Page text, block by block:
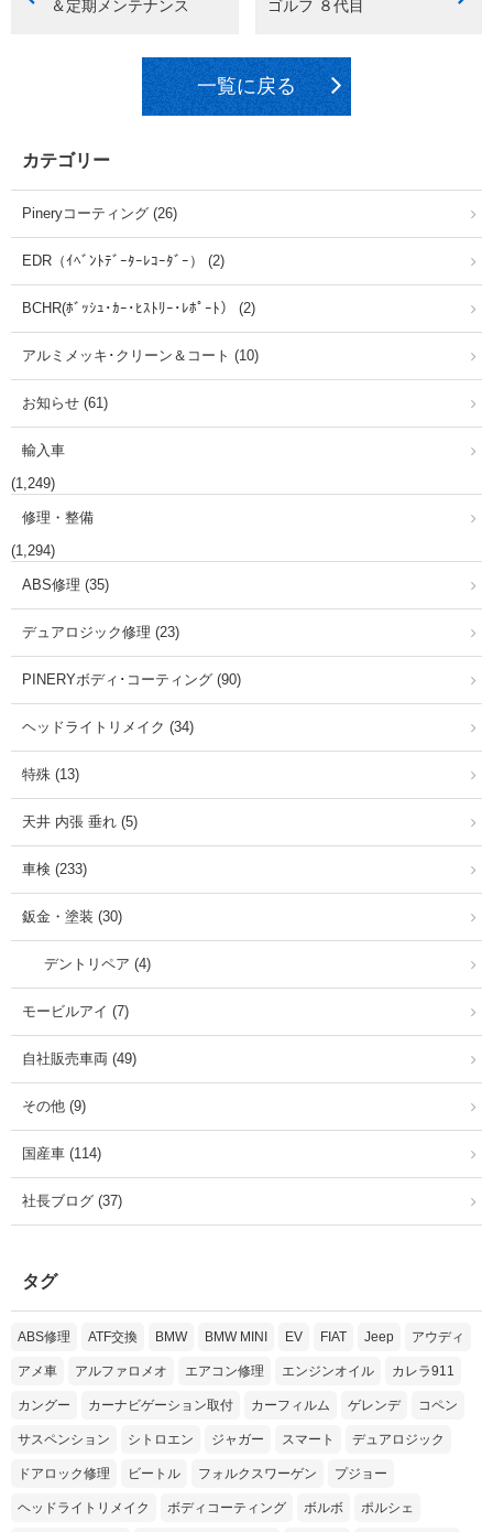
＆定期メンテナンス ゴルフ ８代目
一覧に戻る
カテゴリー
Pineryコーティング (26)
EDR（ｲﾍﾞﾝﾄﾃﾞｰﾀｰﾚｺｰﾀﾞｰ） (2)
BCHR(ﾎﾞｯｼｭ･ｶｰ･ﾋｽﾄﾘｰ･ﾚﾎﾟｰﾄ） (2)
アルミメッキ･クリーン＆コート (10)
お知らせ (61)
輸入車
(1,249)
修理・整備
(1,294)
ABS修理 (35)
デュアロジック修理 (23)
PINERYボディ･コーティング (90)
ヘッドライトリメイク (34)
特殊 (13)
天井 内張 垂れ (5)
車検 (233)
鈑金・塗装 (30)
デントリペア (4)
モービルアイ (7)
自社販売車両 (49)
その他 (9)
国産車 (114)
社長ブログ (37)
タグ
ABS修理 ATF交換 BMW BMW MINI EV FIAT Jeep アウディ
アメ車 アルファロメオ エアコン修理 エンジンオイル カレラ911
カングー カーナビゲーション取付 カーフィルム ゲレンデ コペン
サスペンション シトロエン ジャガー スマート デュアロジック
ドアロック修理 ビートル フォルクスワーゲン プジョー
ヘッドライトリメイク ボディコーティング ボルボ ポルシェ